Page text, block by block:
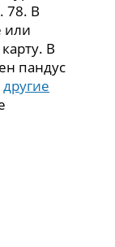
78. В
или
В
пандус
другие